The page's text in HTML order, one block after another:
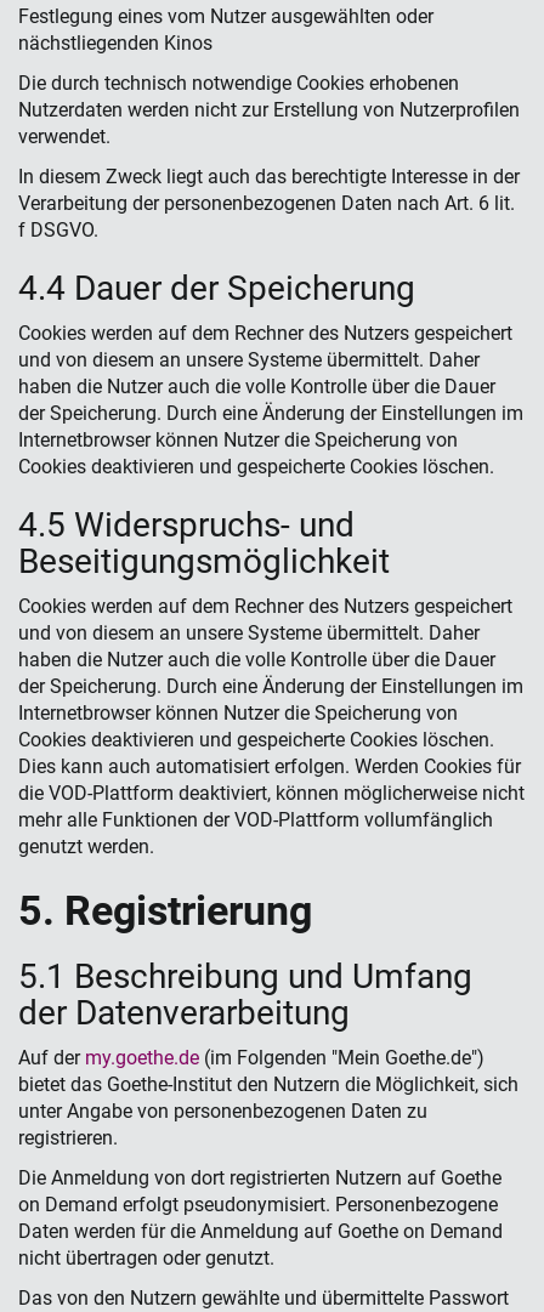
Festlegung eines vom Nutzer ausgewählten oder
nächstliegenden Kinos
Die durch technisch notwendige Cookies erhobenen
Nutzerdaten werden nicht zur Erstellung von Nutzerprofilen
verwendet.
In diesem Zweck liegt auch das berechtigte Interesse in der
Verarbeitung der personenbezogenen Daten nach Art. 6 lit.
f DSGVO.
4.4 Dauer der Speicherung
Cookies werden auf dem Rechner des Nutzers gespeichert
und von diesem an unsere Systeme übermittelt. Daher
haben die Nutzer auch die volle Kontrolle über die Dauer
der Speicherung. Durch eine Änderung der Einstellungen im
Internetbrowser können Nutzer die Speicherung von
Cookies deaktivieren und gespeicherte Cookies löschen.
4.5 Widerspruchs- und
Beseitigungsmöglichkeit
Cookies werden auf dem Rechner des Nutzers gespeichert
und von diesem an unsere Systeme übermittelt. Daher
haben die Nutzer auch die volle Kontrolle über die Dauer
der Speicherung. Durch eine Änderung der Einstellungen im
Internetbrowser können Nutzer die Speicherung von
Cookies deaktivieren und gespeicherte Cookies löschen.
Dies kann auch automatisiert erfolgen. Werden Cookies für
die VOD-Plattform deaktiviert, können möglicherweise nicht
mehr alle Funktionen der VOD-Plattform vollumfänglich
genutzt werden.
5. Registrierung
5.1 Beschreibung und Umfang
der Datenverarbeitung
Auf der my.goethe.de (im Folgenden "Mein Goethe.de")
bietet das Goethe-Institut den Nutzern die Möglichkeit, sich
unter Angabe von personenbezogenen Daten zu
registrieren.
Die Anmeldung von dort registrierten Nutzern auf Goethe
on Demand erfolgt pseudonymisiert. Personenbezogene
Daten werden für die Anmeldung auf Goethe on Demand
nicht übertragen oder genutzt.
Das von den Nutzern gewählte und übermittelte Passwort